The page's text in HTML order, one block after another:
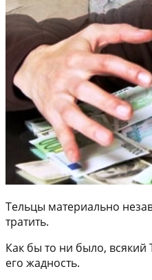
Тельцы материально
тратить.
Как бы то ни было, всякий
его жадность.